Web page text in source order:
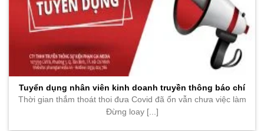
Tuyển dụng nhân viên kinh doanh truyền thông báo chí
Thời gian thắm thoát thoi đưa Covid đã ổn vẫn chưa việc làm
Đừng loay [...]